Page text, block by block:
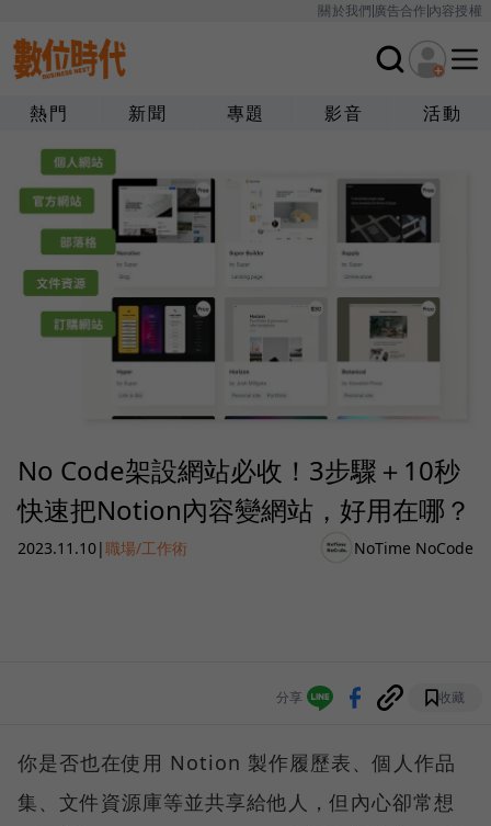
關於我們廣告合作內容授權
熱門 新聞 專題 影音 活動
No Code架設網站必收！3步驟＋10秒
快速把Notion內容變網站，好用在哪？
2023.11.10|職場/工作術 NoTime NoCode
分享 收藏
你是否也在使用 Notion 製作履歷表、個人作品
集、文件資源庫等並共享給他人，但內心卻常想